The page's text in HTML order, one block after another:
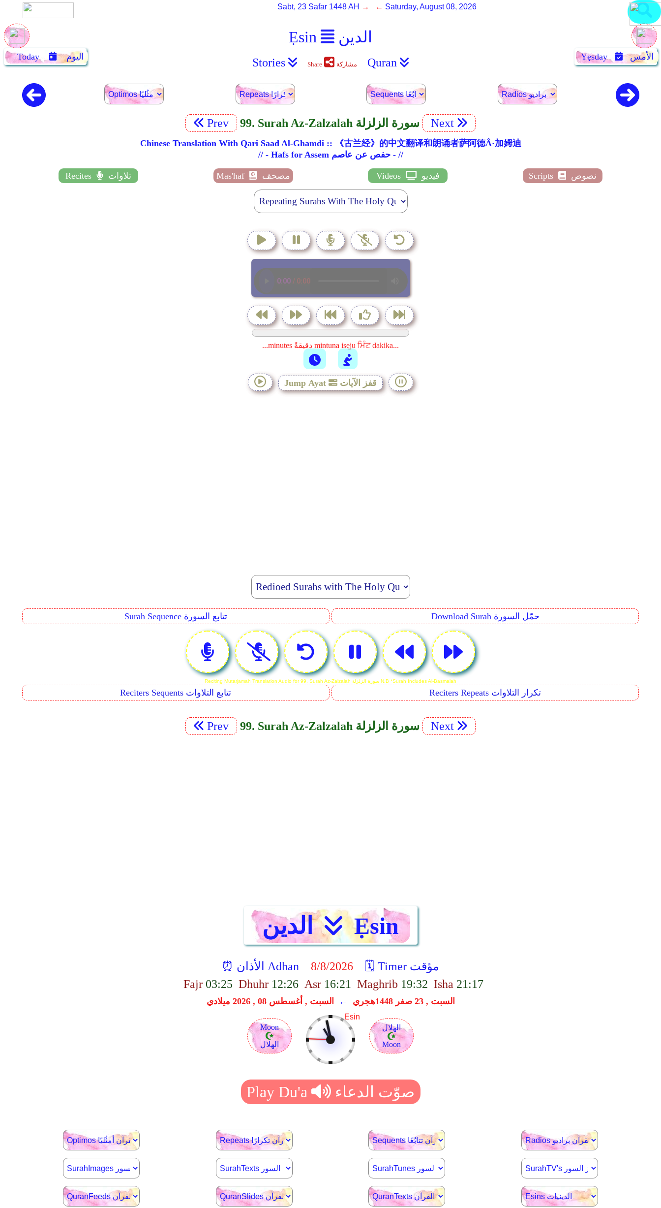
Ẹsin الدين
Sabt, 23 Safar 1448 AH → ← Saturday, August 08, 2026
Today اليوم Yẹsday الأمس Stories Share مشاركة Quran
Prev 99. Surah Az-Zalzalah سورة الزلزلة Next
Chinese Translation With Qari Saad Al-Ghamdi :: 《古兰经》的中文翻译和朗诵者萨阿德Â·加姆迪
// - Hafs for Assem حفص عن عاصم - //
Recites تلاوات Mas'haf مصحف Videos فيديو Scripts نصوص
...minutes دقيقةً mintuna isẹju ਮਿੰਟ dakika...
Jump Ayat قفز الآيات
Surah Sequence تتابع السورة Download Surah حمّل السورة
Reciting Mutarjamah Translation Audio for 99. Surah Az-Zalzalah سورة الزلزلة N.B *Surah Includes Al-Basmalah
Reciters Sequents تتابع التلاوات Reciters Repeats تكرار التلاوات
Prev 99. Surah Az-Zalzalah سورة الزلزلة Next
الدين Ẹsin